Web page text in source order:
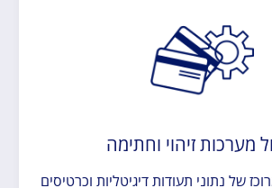
מערכות זיהוי וחתימה
של נתוני תעודות דיגיטליות וכרטיסים